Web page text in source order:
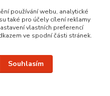
používání webu, analytické
také pro účely cílení reklamy
vlastních preferencí
ve spodní části stránek.
Souhlasím